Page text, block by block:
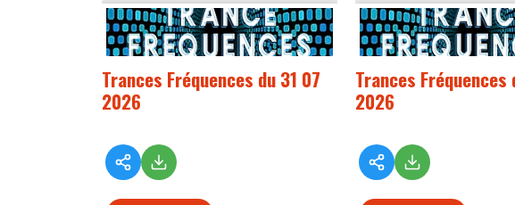
Trances Fréquences du 31 07
2026
Trances Fréquences
2026